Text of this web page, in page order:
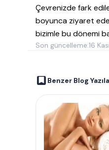
Çevrenizde fark
boyunca ziyaret
bizimle bu dönemi
Son güncelleme:16
Benzer Blog